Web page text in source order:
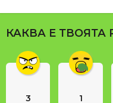
р
д
P
a
g
n
КАКВА Е ТВОЯТА
3 1